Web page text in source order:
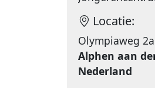
Locatie:
Olympiaweg 2a
Alphen aan
Nederland